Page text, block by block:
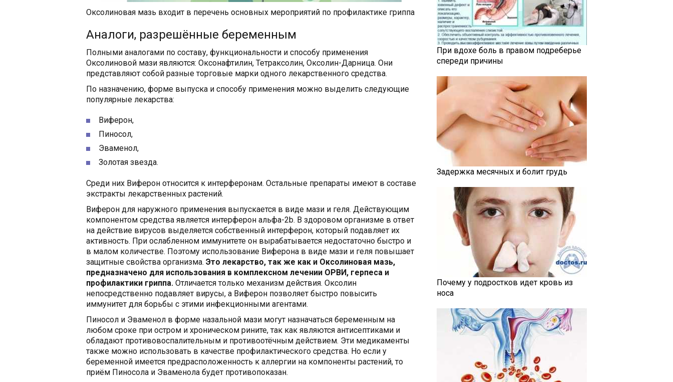
Оксолиновая мазь входит в перечень основных мероприятий по профилактике гриппа
Аналоги, разрешённые беременным
Полными аналогами по составу, функциональности и способу применения
Оксолиновой мази являются: Оксонафтилин, Тетраксолин, Оксолин-Дарница. Они
представляют собой разные торговые марки одного лекарственного средства.
По назначению, форме выпуска и способу применения можно выделить следующие
популярные лекарства:
Виферон,
Пиносол,
Эваменол,
Золотая звезда.
Среди них Виферон относится к интерферонам. Остальные препараты имеют в составе
экстракты лекарственных растений.
Виферон для наружного применения выпускается в виде мази и геля. Действующим
компонентом средства является интерферон альфа-2b. В здоровом организме в ответ
на действие вирусов выделяется собственный интерферон, который подавляет их
активность. При ослабленном иммунитете он вырабатывается недостаточно быстро и
в малом количестве. Поэтому использование Виферона в виде мази и геля повышает
защитные свойства организма. Это лекарство, так же как и Оксолиновая мазь,
предназначено для использования в комплексном лечении ОРВИ, герпеса и
профилактики гриппа. Отличается только механизм действия. Оксолин
непосредственно подавляет вирусы, а Виферон позволяет быстро повысить
иммунитет для борьбы с этими инфекционными агентами.
Пиносол и Эваменол в форме назальной мази могут назначаться беременным на
любом сроке при остром и хроническом рините, так как являются антисептиками и
обладают противовоспалительным и противоотёчным действием. Эти медикаменты
также можно использовать в качестве профилактического средства. Но если у
беременной имеется предрасположенность к аллергии на компоненты растений, то
приём Пиносола и Эваменола будет противопоказан.
При вдохе боль в правом подреберье
спереди причины
Задержка месячных и болит грудь
Почему у подростков идет кровь из
носа